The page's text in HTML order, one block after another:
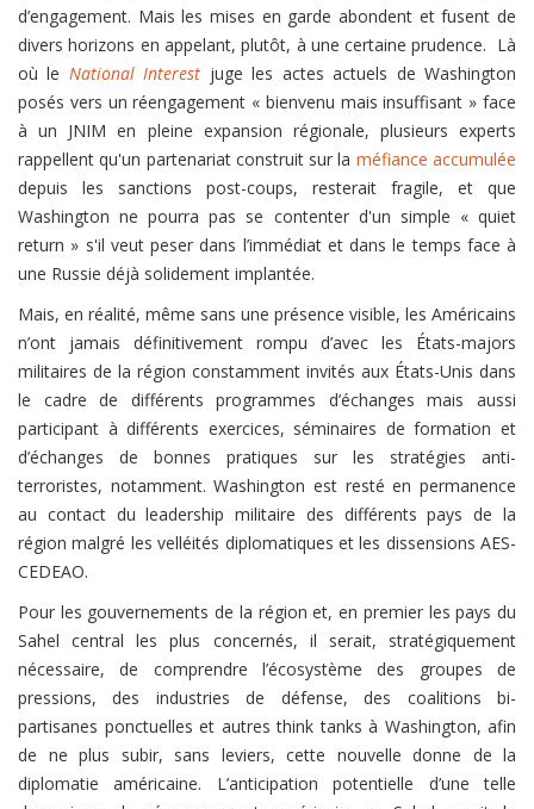
d’engagement. Mais les mises en garde abondent et fusent de
divers horizons en appelant, plutôt, à une certaine prudence. Là
où le National Interest juge les actes actuels de Washington
posés vers un réengagement « bienvenu mais insuffisant » face
à un JNIM en pleine expansion régionale, plusieurs experts
rappellent qu'un partenariat construit sur la méfiance accumulée
depuis les sanctions post-coups, resterait fragile, et que
Washington ne pourra pas se contenter d'un simple « quiet
return » s'il veut peser dans l’immédiat et dans le temps face à
une Russie déjà solidement implantée.
Mais, en réalité, même sans une présence visible, les Américains
n’ont jamais définitivement rompu d’avec les États-majors
militaires de la région constamment invités aux États-Unis dans
le cadre de différents programmes d’échanges mais aussi
participant à différents exercices, séminaires de formation et
d’échanges de bonnes pratiques sur les stratégies anti-
terroristes, notamment. Washington est resté en permanence
au contact du leadership militaire des différents pays de la
région malgré les velléités diplomatiques et les dissensions AES-
CEDEAO.
Pour les gouvernements de la région et, en premier les pays du
Sahel central les plus concernés, il serait, stratégiquement
nécessaire, de comprendre l’écosystème des groupes de
pressions, des industries de défense, des coalitions bi-
partisanes ponctuelles et autres think tanks à Washington, afin
de ne plus subir, sans leviers, cette nouvelle donne de la
diplomatie américaine. L’anticipation potentielle d’une telle